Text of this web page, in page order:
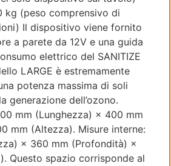
kg (peso comprensivo di
Il dispositivo viene fornito
a parete da 12V e una guida
elettrico del SANITIZE
LARGE è estremamente
potenza massima di soli
generazione dell’ozono.
mm (Lunghezza) × 400 mm
mm (Altezza). Misure interne:
× 360 mm (Profondità) ×
Questo spazio corrisponde al